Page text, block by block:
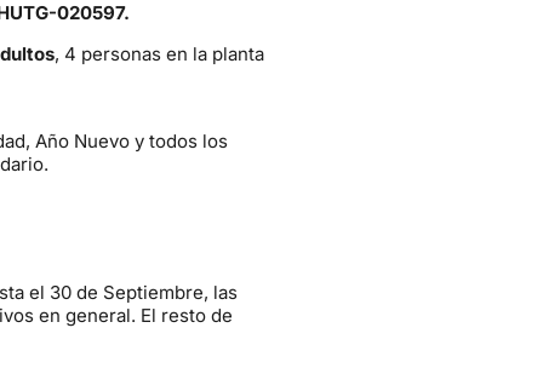
020597.
, 4 personas en la planta
Año Nuevo y todos los
el 30 de Septiembre, las
en general. El resto de